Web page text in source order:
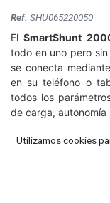
Ref. SHU065220050
ElSmartShunt
todo en uno pero
se conecta
en su teléfono o
todos los
de carga,
Este equipo cuenta
Utilizamos cookies